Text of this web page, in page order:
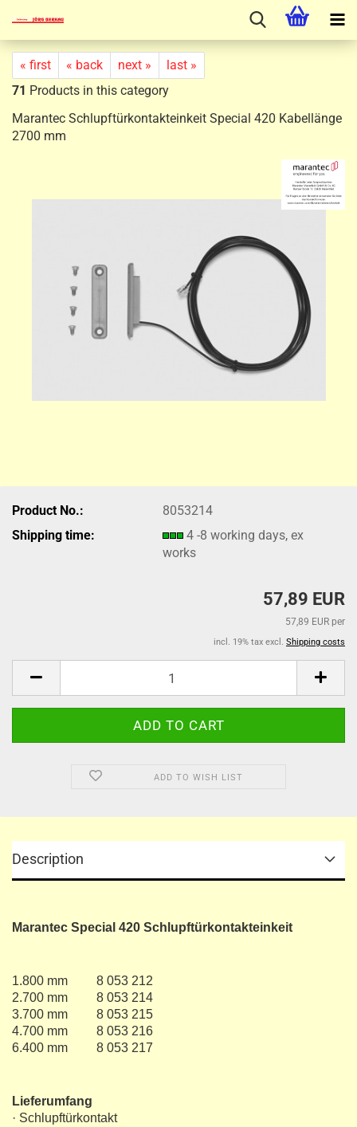
« first « back next »
last »
71 Products in this category
Marantec Schlupftürkontakteinkeit Special 420 Kabellänge
2700 mm
Product No.:
8053214
Shipping time:
4 -8 working days, ex
works
57,89 EUR
57,89 EUR per
incl. 19% tax excl. Shipping costs
ADD TO WISH LIST
Description
Marantec Special 420 Schlupftürkontakteinkeit
1.800 mm 8 053 212
2.700 mm 8 053 214
3.700 mm 8 053 215
4.700 mm 8 053 216
6.400 mm 8 053 217
Lieferumfang
· Schlupftürkontakt